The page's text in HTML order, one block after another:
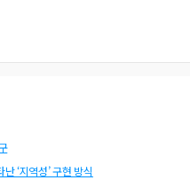
‘지역성’ 구현 방식